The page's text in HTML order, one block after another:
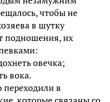
чтобы не
в шутку
подношения, их
овечка;
вока.
в